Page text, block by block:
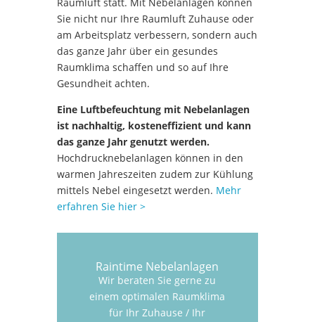
Sie nicht nur Ihre Raumluft Zuhause oder
am Arbeitsplatz verbessern, sondern auch
das ganze Jahr über ein gesundes
Raumklima schaffen und so auf Ihre
Gesundheit achten.
Eine Luftbefeuchtung mit Nebelanlagen
ist nachhaltig, kosteneffizient und kann
das ganze Jahr genutzt werden.
Hochdrucknebelanlagen können in den
warmen Jahreszeiten zudem zur Kühlung
mittels Nebel eingesetzt werden. Mehr
erfahren Sie hier >
Raintime Nebelanlagen
Wir beraten Sie gerne zu
einem optimalen Raumklima
für Ihr Zuhause / Ihr